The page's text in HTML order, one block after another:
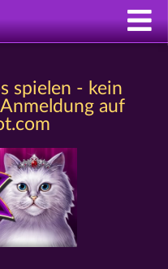
spielen - kein
auf